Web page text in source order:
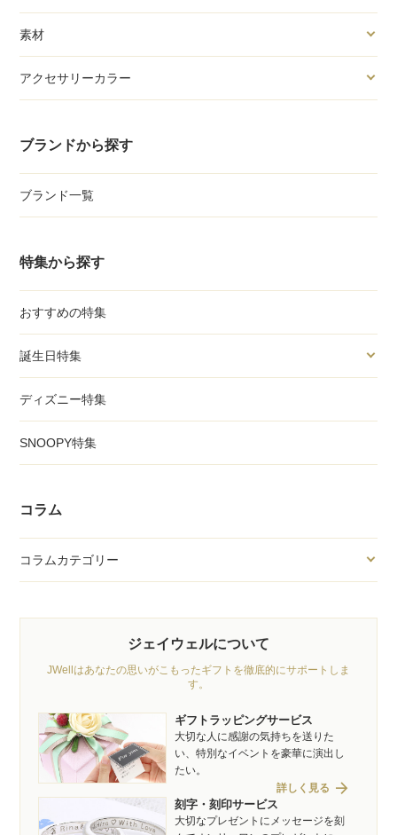
素材
アクセサリーカラー
ブランドから探す
ブランド一覧
特集から探す
おすすめの特集
誕生日特集
ディズニー特集
SNOOPY特集
コラム
コラムカテゴリー
ジェイウェルについて
JWellはあなたの思いがこもったギフトを徹底的にサポートしま
す。
ギフトラッピングサービス
大切な人に感謝の気持ちを送りた
い、特別なイベントを豪華に演出し
たい。
詳しく見る arrow_forward
刻字・刻印サービス
大切なプレゼントにメッセージを刻